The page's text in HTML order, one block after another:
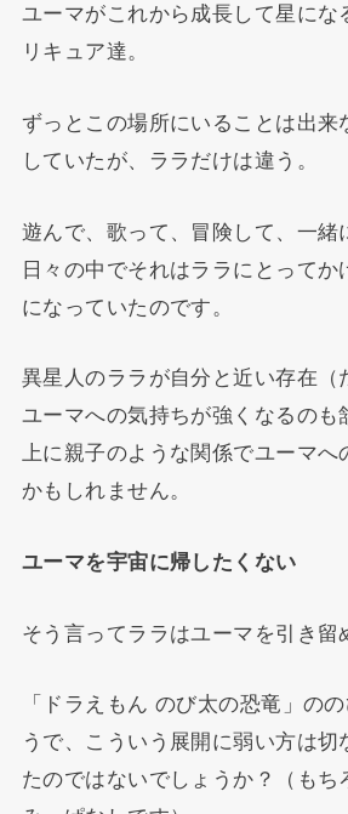
ユーマがこれから成長して星にな
リキュア達。
ずっとこの場所にいることは出来
していたが、ララだけは違う。
遊んで、歌って、冒険して、一緒
日々の中でそれはララにとってか
になっていたのです。
異星人のララが自分と近い存在（
ユーマへの気持ちが強くなるのも
上に親子のような関係でユーマへ
かもしれません。
ユーマを宇宙に帰したくない
そう言ってララはユーマを引き留
「ドラえもん のび太の恐竜」の
うで、こういう展開に弱い方は切
たのではないでしょうか？（もち